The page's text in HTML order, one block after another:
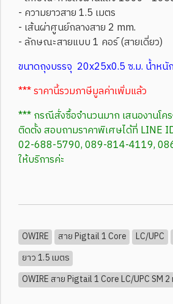
- ความยาวสาย 1.5 เมตร
- เส้นผ่าศูนย์กลางสาย 2 mm.
- ลักษณะสายแบบ 1 คอร์ (สายเดี่ยว)
ขนาดถุงบรรจุ 20x25x0.5 ซ.ม. น้ำหนั
*** ราคานี้รวมภาษีมูลค่าเพิ่มแล้ว
*** กรณีสั่งซื้อจำนวนมาก เสนองานโค
ติดตั้ง สอบถามราคาพิเศษได้ที่ LINE
02-688-5790, 089-814-4119,
ให้บริการค่ะ
OWIRE สาย Pigtail 1 Core LC/UPC
ยาว 1.5 เมตร
OWIRE สาย Pigtail 1 Core LC/UPC SM 2